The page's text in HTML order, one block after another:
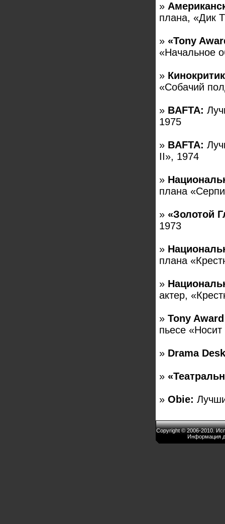
»
плана, «Дик
» «Tony
«Начальное
»
«Собачий
» BAFTA:
1975
» BAFTA:
II», 1974
»
плана
» «Золотой
1973
»
плана
»
актер,
» Tony
пьесе «Носит
» Drama
»
» Obie:
Copyright © 2006-2010.
Информация